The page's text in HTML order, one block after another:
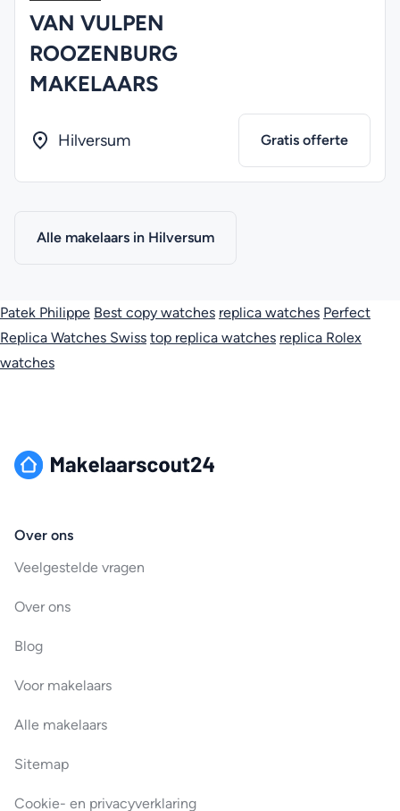
VAN VULPEN
ROOZENBURG
MAKELAARS
Hilversum Gratis offerte
Alle makelaars in Hilversum
Patek Philippe Best copy watches replica watches Perfect
Replica Watches Swiss top replica watches replica Rolex
watches
Over ons
Veelgestelde vragen
Over ons
Blog
Voor makelaars
Alle makelaars
Sitemap
Cookie- en privacyverklaring